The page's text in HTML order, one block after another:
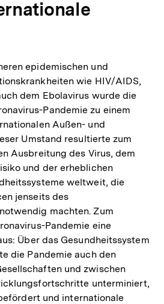
epidemischen und
wie HIV/AIDS,
dem Ebolavirus wurde die
Pandemie zu einem
Außen- und
Umstand resultierte zum
Ausbreitung des Virus, dem
und der erheblichen
weltweit, die
jenseits des
machten. Zum
Pandemie eine
Über das Gesundheitssystem
die Pandemie auch den
und zwischen
unterminiert,
und internationale